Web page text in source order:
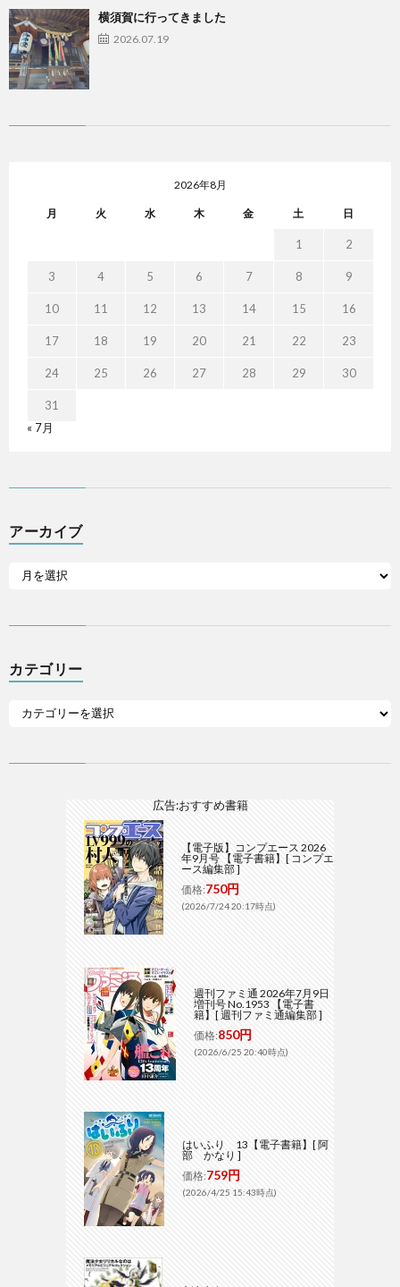
横須賀に行ってきました
2026.07.19
2026年8月
月 火 水 木 金 土 日
1 2
3 4 5 6 7 8 9
10 11 12 13 14 15 16
17 18 19 20 21 22 23
24 25 26 27 28 29 30
31
« 7月
アーカイブ
カテゴリー
広告:おすすめ書籍
【電子版】コンプエース 2026
年9月号 【電子書籍】[ コンプエ
ース編集部 ]
価格:750円
(2026/7/24 20:17時点)
週刊ファミ通 2026年7月9日
増刊号 No.1953 【電子書
籍】[ 週刊ファミ通編集部 ]
価格:850円
(2026/6/25 20:40時点)
はいふり 13【電子書籍】[ 阿
部 かなり ]
価格:759円
(2026/4/25 15:43時点)